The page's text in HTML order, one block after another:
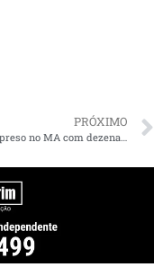
PRÓXIMO
Casal é preso no MA com dezenas de canetas de Mounjaro